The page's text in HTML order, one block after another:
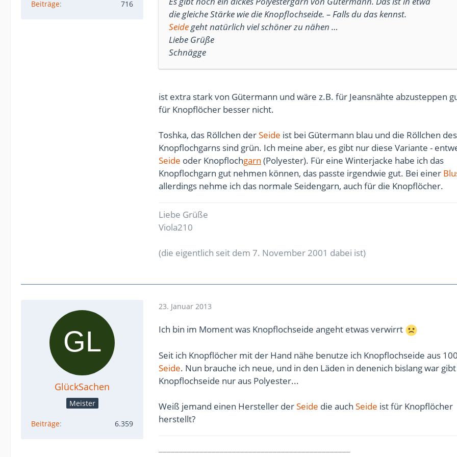
Beiträge 716
die gleiche Stärke wie die Knopflochseide. – Falls du das kennst.
Seidegeht natürlich viel schöner zu nähen …
Liebe Grüße
Schnägge
ist extra stark von Gütermann und wäre z.B. für Jeansnähte abzusteppen
für Knopflöcher besser nicht.
Toshka, das Röllchen derSeide ist bei Gütermann blau und die Röllchen des
Knopflochgarns sind grün. Ich meine aber, es gibt nur diese Variante -
Seide oder Knopflochgarn (Polyester). Für eine Winterjacke habe ich das
Knopflochgarn gut nehmen können, das passte irgendwie gut. Bei einer
allerdings nehme ich das normale Seidengarn, auch für die Knopflöcher.
Liebe Grüße
Viola210
(die eigentlich seit dem 7. November 2001 dabei ist)
GlückSachen
Meister
Beiträge 6.359
23. Januar 2013
Ich bin im Moment was Knopflochseide angeht etwas verwirrt
Seit ich Knopflöcher mit der Hand nähe benutze ich Knopflochseide aus
Seide. Nun brauche ich neue, und in den Läden in denenich bislang war
Knopflochseide nur aus Polyester...
Weiß jemand einen Hersteller derSeide die auch Seide ist für Knopflöcher
herstellt?